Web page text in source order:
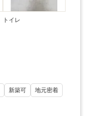
トイレ
新築可 地元密着